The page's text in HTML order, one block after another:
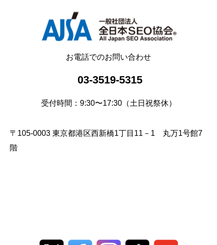
お電話でのお問い合わせ
03-3519-5315
受付時間：9:30〜17:30（土日祝祭休）
〒105-0003 東京都港区西新橋1丁目11－1 丸万1号館7
階